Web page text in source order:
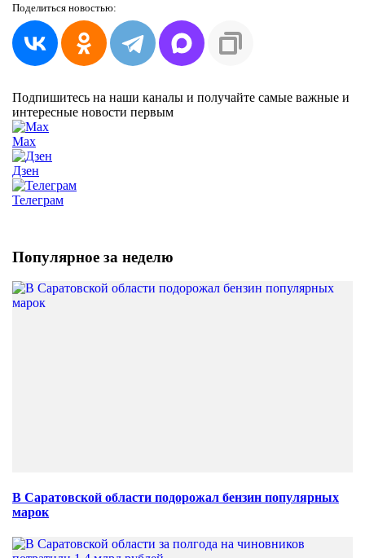
Поделиться новостью:
Подпишитесь на наши каналы и получайте самые важные и
интересные новости первым
Max
Дзен
Телеграм
Популярное за неделю
В Саратовской области подорожал бензин популярных
марок